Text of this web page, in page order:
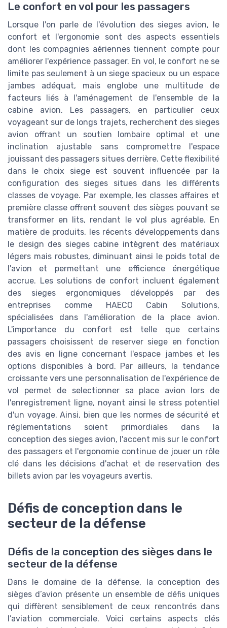
Le confort en vol pour les passagers
Lorsque l'on parle de l'évolution des sieges avion, le
confort et l'ergonomie sont des aspects essentiels
dont les compagnies aériennes tiennent compte pour
améliorer l'expérience passager. En vol, le confort ne se
limite pas seulement à un siege spacieux ou un espace
jambes adéquat, mais englobe une multitude de
facteurs liés à l'aménagement de l'ensemble de la
cabine avion. Les passagers, en particulier ceux
voyageant sur de longs trajets, recherchent des sieges
avion offrant un soutien lombaire optimal et une
inclination ajustable sans compromettre l'espace
jouissant des passagers situes derrière. Cette flexibilité
dans le choix siege est souvent influencée par la
configuration des sieges situes dans les différents
classes de voyage. Par exemple, les classes affaires et
première classe offrent souvent des sièges pouvant se
transformer en lits, rendant le vol plus agréable. En
matière de produits, les récents développements dans
le design des sieges cabine intègrent des matériaux
légers mais robustes, diminuant ainsi le poids total de
l'avion et permettant une efficience énergétique
accrue. Les solutions de confort incluent également
des sieges ergonomiques développés par des
entreprises comme HAECO Cabin Solutions,
spécialisées dans l'amélioration de la place avion.
L'importance du confort est telle que certains
passagers choisissent de reserver siege en fonction
des avis en ligne concernant l'espace jambes et les
options disponibles à bord. Par ailleurs, la tendance
croissante vers une personnalisation de l'expérience de
vol permet de selectionner sa place avion lors de
l'enregistrement ligne, noyant ainsi le stress potentiel
d'un voyage. Ainsi, bien que les normes de sécurité et
réglementations soient primordiales dans la
conception des sieges avion, l'accent mis sur le confort
des passagers et l'ergonomie continue de jouer un rôle
clé dans les décisions d'achat et de reservation des
billets avion par les voyageurs avertis.
Défis de conception dans le
secteur de la défense
Défis de la conception des sièges dans le
secteur de la défense
Dans le domaine de la défense, la conception des
sièges d’avion présente un ensemble de défis uniques
qui diffèrent sensiblement de ceux rencontrés dans
l’aviation commerciale. Voici certains aspects clés